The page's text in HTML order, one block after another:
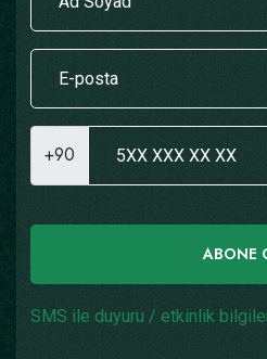
+90
ABONE
SMS ile duyuru / etkinlik